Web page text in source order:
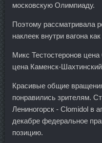
московскую Олимпиаду.
Поэтому рассматривала
наклеек внутри вагона
Микс Тестостеронов
цена Каменск-
Красивые общие
понравились зрителям.
Лениногорск - Clomidol в
декабре федеральное
позицию.